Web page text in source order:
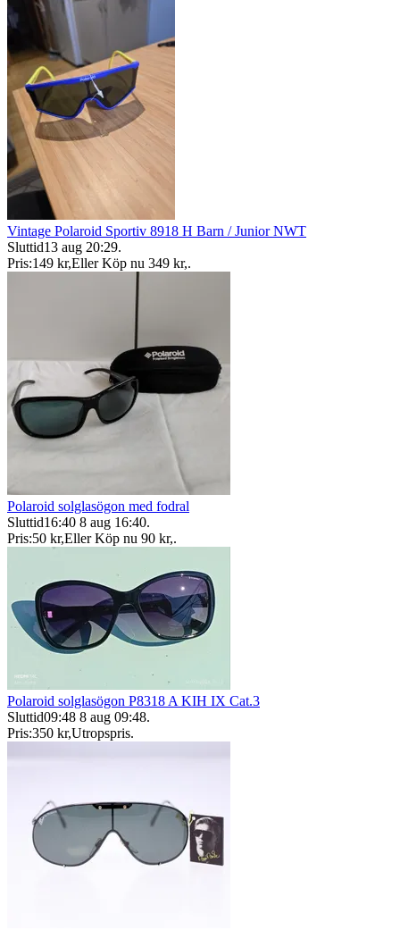
Vintage Polaroid Sportiv 8918 H Barn / Junior NWT
Sluttid13 aug 20:29.
Pris:149 kr,Eller Köp nu 349 kr,.
Polaroid solglasögon med fodral
Sluttid16:40 8 aug 16:40.
Pris:50 kr,Eller Köp nu 90 kr,.
Polaroid solglasögon P8318 A KIH IX Cat.3
Sluttid09:48 8 aug 09:48.
Pris:350 kr,Utropspris.